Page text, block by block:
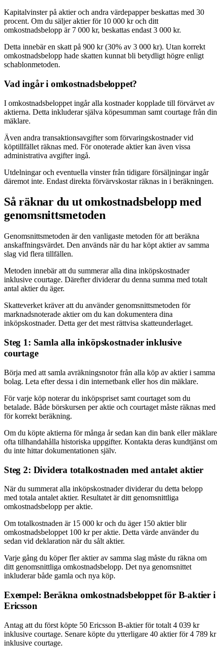
Kapitalvinster på aktier och andra värdepapper beskattas med 30
procent. Om du säljer aktier för 10 000 kr och ditt
omkostnadsbelopp är 7 000 kr, beskattas endast 3 000 kr.
Detta innebär en skatt på 900 kr (30% av 3 000 kr). Utan korrekt
omkostnadsbelopp hade skatten kunnat bli betydligt högre enligt
schablonmetoden.
Vad ingår i omkostnadsbeloppet?
I omkostnadsbeloppet ingår alla kostnader kopplade till förvärvet av
aktierna. Detta inkluderar själva köpesumman samt courtage från din
mäklare.
Även andra transaktionsavgifter som förvaringskostnader vid
köptillfället räknas med. För onoterade aktier kan även vissa
administrativa avgifter ingå.
Utdelningar och eventuella vinster från tidigare försäljningar ingår
däremot inte. Endast direkta förvärvskostar räknas in i beräkningen.
Så räknar du ut omkostnadsbelopp med
genomsnittsmetoden
Genomsnittsmetoden är den vanligaste metoden för att beräkna
anskaffningsvärdet. Den används när du har köpt aktier av samma
slag vid flera tillfällen.
Metoden innebär att du summerar alla dina inköpskostnader
inklusive courtage. Därefter dividerar du denna summa med totalt
antal aktier du äger.
Skatteverket kräver att du använder genomsnittsmetoden för
marknadsnoterade aktier om du kan dokumentera dina
inköpskostnader. Detta ger det mest rättvisa skatteunderlaget.
Steg 1: Samla alla inköpskostnader inklusive
courtage
Börja med att samla avräkningsnotor från alla köp av aktier i samma
bolag. Leta efter dessa i din internetbank eller hos din mäklare.
För varje köp noterar du inköpspriset samt courtaget som du
betalade. Både börskursen per aktie och courtaget måste räknas med
för korrekt beräkning.
Om du köpte aktierna för många år sedan kan din bank eller mäklare
ofta tillhandahålla historiska uppgifter. Kontakta deras kundtjänst om
du inte hittar dokumentationen själv.
Steg 2: Dividera totalkostnaden med antalet aktier
När du summerat alla inköpskostnader dividerar du detta belopp
med totala antalet aktier. Resultatet är ditt genomsnittliga
omkostnadsbelopp per aktie.
Om totalkostnaden är 15 000 kr och du äger 150 aktier blir
omkostnadsbeloppet 100 kr per aktie. Detta värde använder du
sedan vid deklaration när du sålt aktier.
Varje gång du köper fler aktier av samma slag måste du räkna om
ditt genomsnittliga omkostnadsbelopp. Det nya genomsnittet
inkluderar både gamla och nya köp.
Exempel: Beräkna omkostnadsbeloppet för B-aktier i
Ericsson
Antag att du först köpte 50 Ericsson B-aktier för totalt 4 039 kr
inklusive courtage. Senare köpte du ytterligare 40 aktier för 4 789 kr
inklusive courtage.